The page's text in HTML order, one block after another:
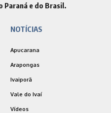
Paraná e do Brasil.
NOTÍCIAS
Apucarana
Arapongas
Ivaiporã
Vale do Ivaí
Vídeos